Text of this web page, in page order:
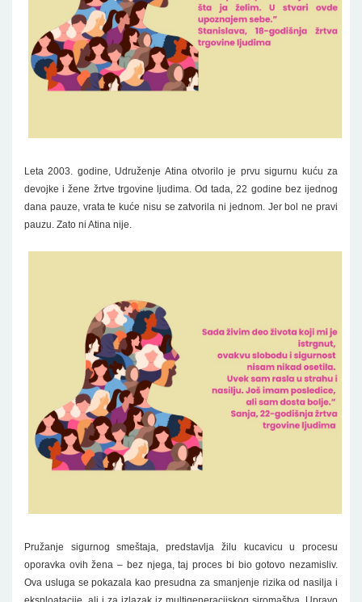
Leta 2003. godine, Udruženje Atina otvorilo je prvu sigurnu kuću za
devojke i žene žrtve trgovine ljudima. Od tada, 22 godine bez ijednog
dana pauze, vrata te kuće nisu se zatvorila ni jednom. Jer bol ne pravi
pauzu. Zato ni Atina nije.
Pružanje sigurnog smeštaja, predstavlja žilu kucavicu u procesu
oporavka ovih žena – bez njega, taj proces bi bio gotovo nezamisliv.
Ova usluga se pokazala kao presudna za smanjenje rizika od nasilja i